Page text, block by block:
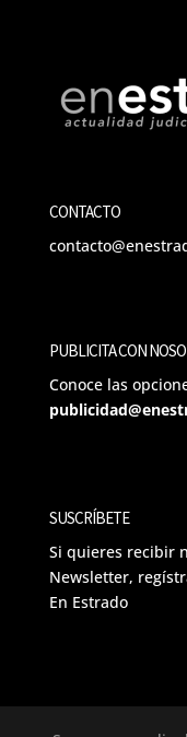
CONTACTO
PUBLICITA CON
Conoce las
SUSCRÍBETE
Si quieres recibir
Newsletter,
En Estrado